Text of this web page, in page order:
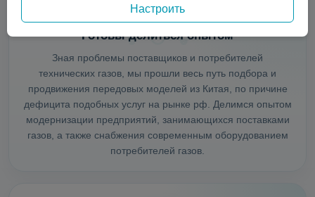
Готовы делиться опытом
Зная проблемы поставщиков и потребителей
технических газов, мы прошли весь путь подбора и
продвижения передовых моделей из Китая, по причине
дефицита подобных услуг на рынке рф. Делимся опытом
модернизации предприятий, занимающихся поставками
газов, а также снабжения современным оборудованием
потребителей газов.
Настроить